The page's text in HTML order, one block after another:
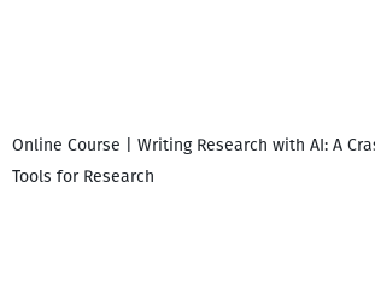
Online Course | Writing Research with AI: A
Tools for Research